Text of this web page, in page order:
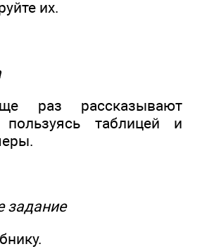
их.
раз рассказывают
таблицей и
задание